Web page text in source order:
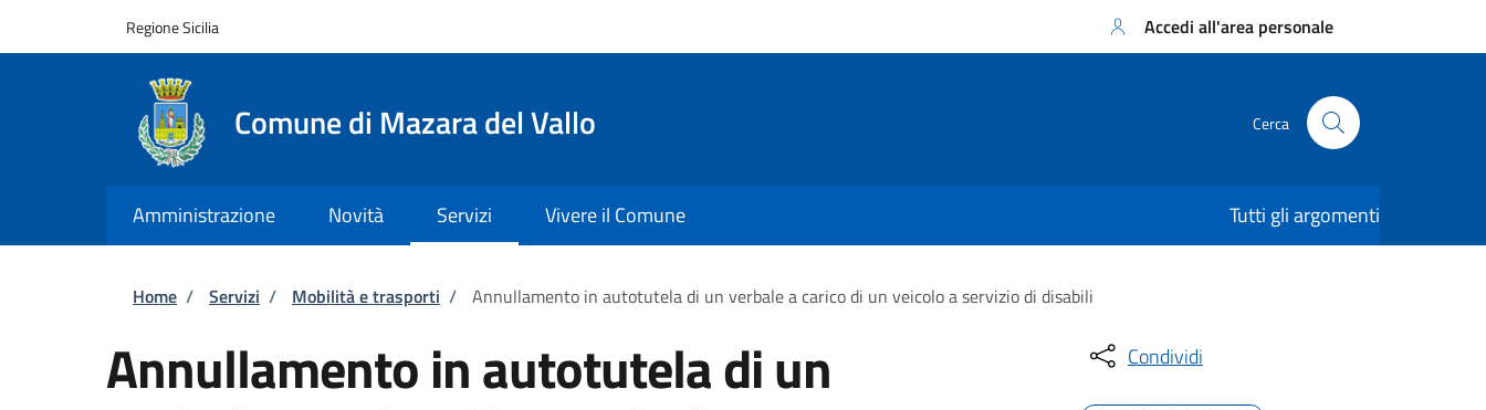
Regione Sicilia Accedi all'area personale
Comune di Mazara del Vallo Cerca
Amministrazione Novità Servizi Vivere il Comune Tutti gli argomenti
Briciole di pane
Home / Servizi / Mobilità e trasporti / Annullamento in autotutela di un verbale a carico di un veicolo a servizio di disabili
Annullamento in autotutela di un Condividi